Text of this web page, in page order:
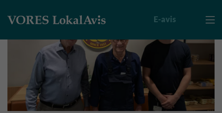

E-avis